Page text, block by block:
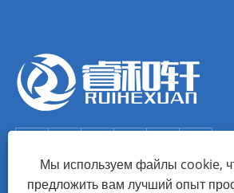
Мы используем файлы cookie,
предложить вам лучший опыт